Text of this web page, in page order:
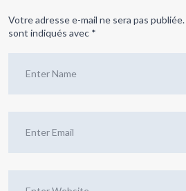
Votre adresse e-mail ne sera pas publiée.
sont indiqués avec *